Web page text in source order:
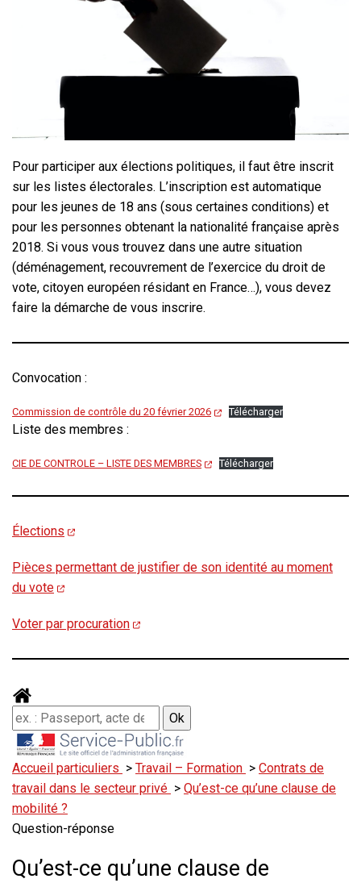
Pour participer aux élections politiques, il faut être inscrit
sur les listes électorales. L’inscription est automatique
pour les jeunes de 18 ans (sous certaines conditions) et
pour les personnes obtenant la nationalité française après
2018. Si vous vous trouvez dans une autre situation
(déménagement, recouvrement de l’exercice du droit de
vote, citoyen européen résidant en France…), vous devez
faire la démarche de vous inscrire.
Convocation :
Commission de contrôle du 20 février 2026 Télécharger
Liste des membres :
CIE DE CONTROLE – LISTE DES MEMBRES Télécharger
Élections
Pièces permettant de justifier de son identité au moment
du vote
Voter par procuration
Accueil particuliers > Travail – Formation > Contrats de
travail dans le secteur privé > Qu’est-ce qu’une clause de
mobilité ?
Question-réponse
Qu’est-ce qu’une clause de